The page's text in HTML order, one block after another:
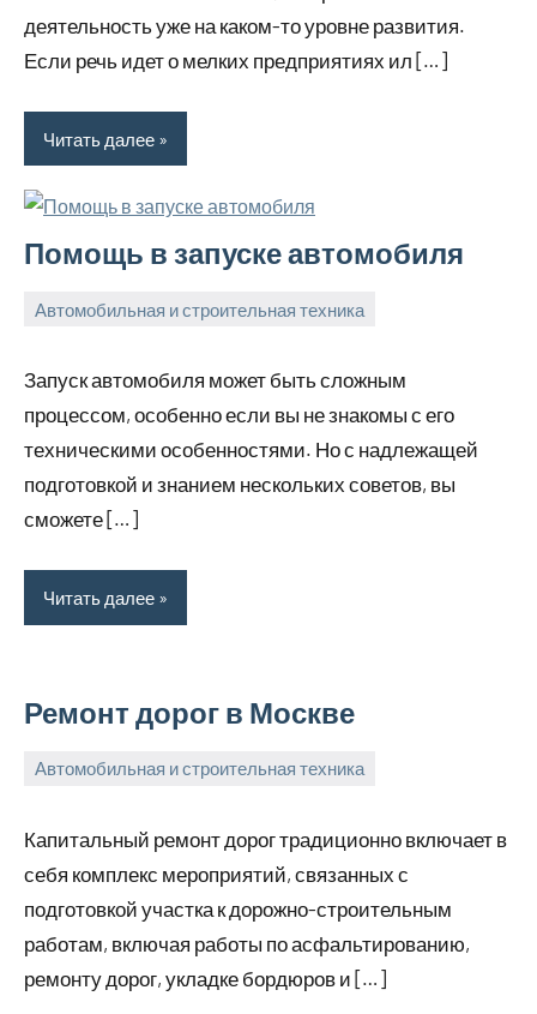
деятельность уже на каком-то уровне развития.
Если речь идет о мелких предприятиях ил […]
Читать далее
Помощь в запуске автомобиля
Автомобильная и строительная техника
2023
Запуск автомобиля может быть сложным
процессом, особенно если вы не знакомы с его
техническими особенностями. Но с надлежащей
подготовкой и знанием нескольких советов, вы
сможете […]
Читать далее
Ремонт дорог в Москве
Автомобильная и строительная техника
2023
Капитальный ремонт дорог традиционно включает в
себя комплекс мероприятий, связанных с
подготовкой участка к дорожно-строительным
работам, включая работы по асфальтированию,
ремонту дорог, укладке бордюров и […]